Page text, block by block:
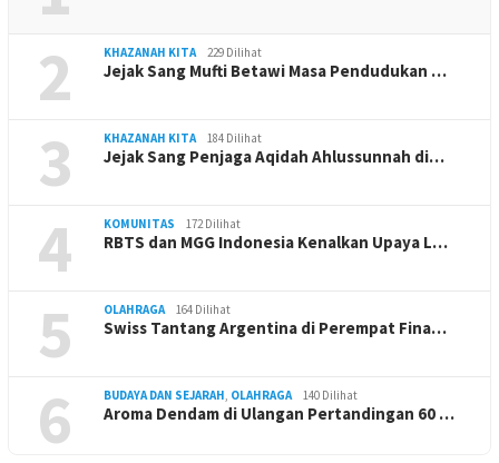
2 KHAZANAH KITA 229 Dilihat
Jejak Sang Mufti Betawi Masa Pendudukan …
3 KHAZANAH KITA 184 Dilihat
Jejak Sang Penjaga Aqidah Ahlussunnah di…
4 KOMUNITAS 172 Dilihat
RBTS dan MGG Indonesia Kenalkan Upaya L…
5 OLAHRAGA 164 Dilihat
Swiss Tantang Argentina di Perempat Fina…
6 BUDAYA DAN SEJARAH, OLAHRAGA 140 Dilihat
Aroma Dendam di Ulangan Pertandingan 60 …